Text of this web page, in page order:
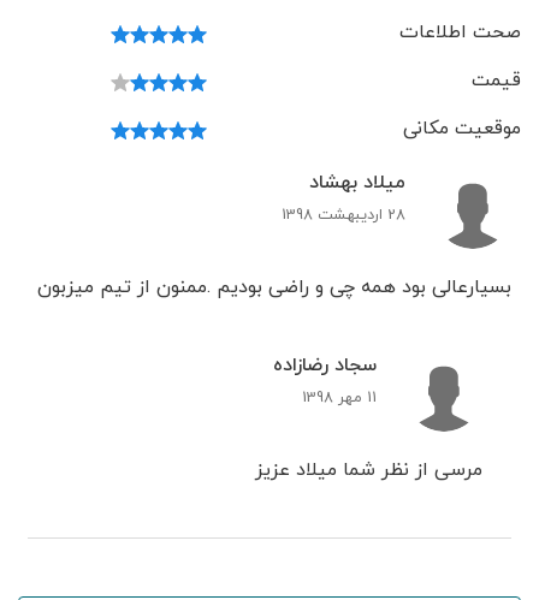
صحت اطلاعات
قیمت
موقعیت مکانی
میلاد بهشاد
28 اردیبهشت 1398
بسیارعالی بود همه چی و راضی بودیم .ممنون از تیم میزبون
سجاد رضازاده
11 مهر 1398
مرسی از نظر شما میلاد عزیز